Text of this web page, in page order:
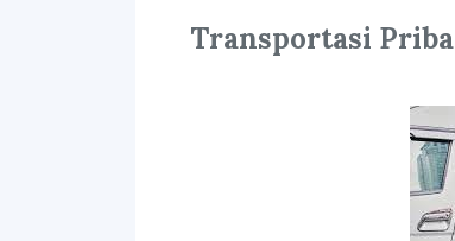
Transportasi